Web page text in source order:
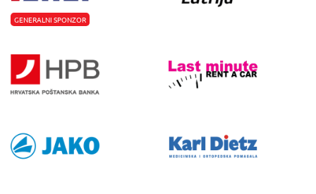
GENERALNI SPONZOR